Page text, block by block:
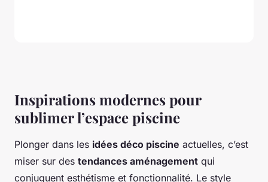
Inspirations modernes pour
sublimer l’espace piscine
Plonger dans les idées déco piscine actuelles, c’est
miser sur des tendances aménagement qui
conjuguent esthétisme et fonctionnalité. Le style